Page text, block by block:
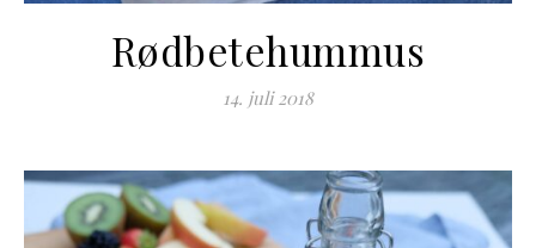
Rødbetehummus
14. juli 2018